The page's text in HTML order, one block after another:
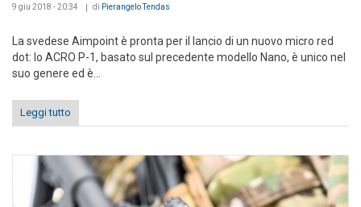
9 giu 2018 - 20:34 di Pierangelo Tendas
La svedese Aimpoint è pronta per il lancio di un nuovo micro red
dot: lo ACRO P-1, basato sul precedente modello Nano, è unico nel
suo genere ed è...
Leggi tutto